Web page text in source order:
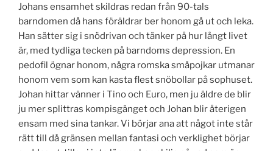
Johans ensamhet skildras redan från 90-tals
barndomen då hans föräldrar ber honom gå ut och leka.
Han sätter sig i snödrivan och tänker på hur långt livet
är, med tydliga tecken på barndoms depression. En
pedofil ögnar honom, några romska småpojkar utmanar
honom vem som kan kasta flest snöbollar på sophuset.
Johan hittar vänner i Tino och Euro, men ju äldre de blir
ju mer splittras kompisgänget och Johan blir återigen
ensam med sina tankar. Vi börjar ana att något inte står
rätt till då gränsen mellan fantasi och verklighet börjar